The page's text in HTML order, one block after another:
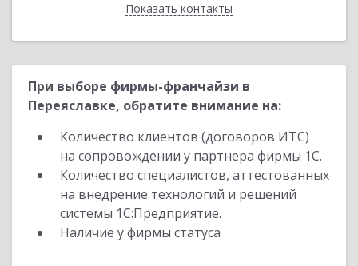
Показать контакты
Назад
При выборе фирмы-франчайзи в
Переяславке, обратите внимание на:
Количество клиентов (договоров ИТС)
на сопровождении у партнера фирмы 1С.
Количество специалистов, аттестованных
на внедрение технологий и решений
системы 1С:Предприятие.
Наличие у фирмы статуса